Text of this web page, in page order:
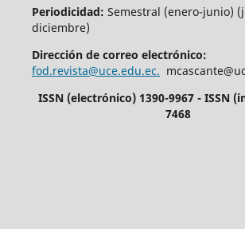
Periodicidad: Semestral (enero-junio)
diciembre)
Dirección de correo electrónico:
fod.revista@uce.edu.ec.
ISSN (electrónico) 1390-9967 - ISSN
7468